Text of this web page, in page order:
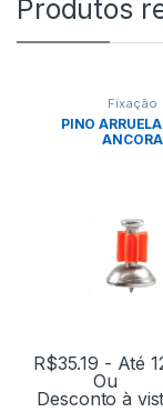
Produtos
Fixação
PINO
ANCORA
R$35.19 - Até
Ou
Desconto à